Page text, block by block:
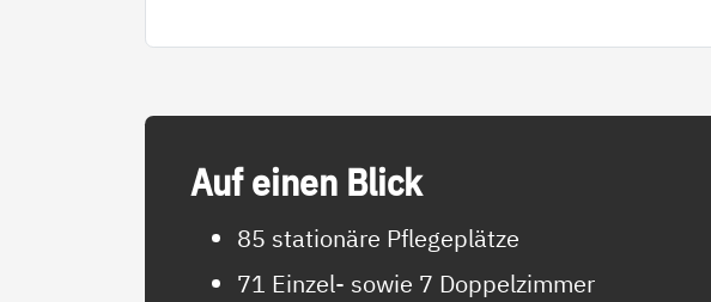
Auf ei­nen Blick
85 stationäre Pflegeplätze
71 Einzel- sowie 7 Doppelzimmer